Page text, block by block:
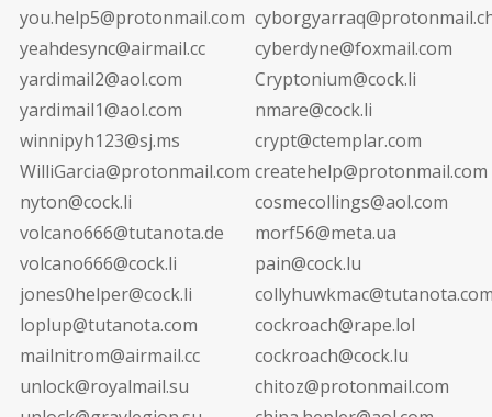
you.help5@protonmail.com
yeahdesync@airmail.cc
cyberdyne@foxmail.com
yardimail2@aol.com
Cryptonium@cock.li
yardimail1@aol.com
nmare@cock.li
winnipyh123@sj.ms
crypt@ctemplar.com
WilliGarcia@protonmail.com createhelp@protonmail.com
nyton@cock.li
cosmecollings@aol.com
volcano666@tutanota.de
morf56@meta.ua
volcano666@cock.li
pain@cock.lu
jones0helper@cock.li
loplup@tutanota.com
cockroach@rape.lol
mailnitrom@airmail.cc
cockroach@cock.lu
unlock@royalmail.su
chitoz@protonmail.com